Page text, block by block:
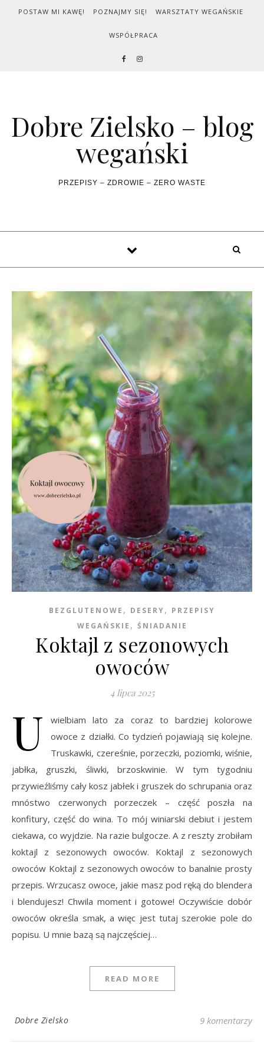
Skip to content
POSTAW MI KAWĘ! POZNAJMY SIĘ! WARSZTATY WEGAŃSKIE
WSPÓŁPRACA
Dobre Zielsko – blog
wegański
PRZEPISY – ZDROWIE – ZERO WASTE
BEZGLUTENOWE , DESERY, PRZEPISY
WEGAŃSKIE , ŚNIADANIE
Koktajl z sezonowych
owoców
4 lipca 2025
U
wielbiam lato za coraz to bardziej kolorowe
owoce z działki. Co tydzień pojawiają się kolejne.
Truskawki, czereśnie, porzeczki, poziomki, wiśnie,
jabłka, gruszki, śliwki, brzoskwinie. W tym tygodniu
przywieźliśmy cały kosz jabłek i gruszek do schrupania oraz
mnóstwo czerwonych porzeczek – część poszła na
konfitury, część do wina. To mój winiarski debiut i jestem
ciekawa, co wyjdzie. Na razie bulgocze. A z reszty zrobiłam
koktajl z sezonowych owoców. Koktajl z sezonowych
owoców Koktajl z sezonowych owoców to banalnie prosty
przepis. Wrzucasz owoce, jakie masz pod ręką do blendera
i blendujesz! Chwila moment i gotowe! Oczywiście dobór
owoców określa smak, a więc jest tutaj szerokie pole do
popisu. U mnie bazą są najczęściej…
READ MORE
Dobre Zielsko 9 komentarzy